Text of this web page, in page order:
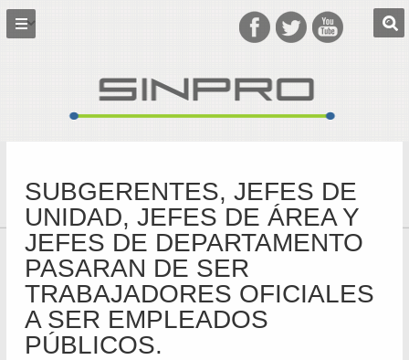
SUBGERENTES, JEFES DE
UNIDAD, JEFES DE ÁREA Y
JEFES DE DEPARTAMENTO
PASARAN DE SER
TRABAJADORES OFICIALES
A SER EMPLEADOS
PÚBLICOS.